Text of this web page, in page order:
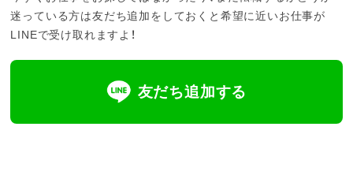
迷っている方は友だち追加をしておくと希望に近いお仕事が
LINEで受け取れますよ！
友だち追加する